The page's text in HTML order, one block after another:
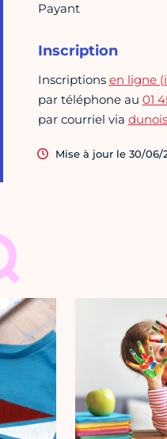
Payant
Inscription
Inscriptions en ligne
par téléphone au 01
par courriel via
Mise à jour le 30/06/